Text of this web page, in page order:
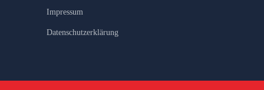
Impressum
Datenschutzerklärung